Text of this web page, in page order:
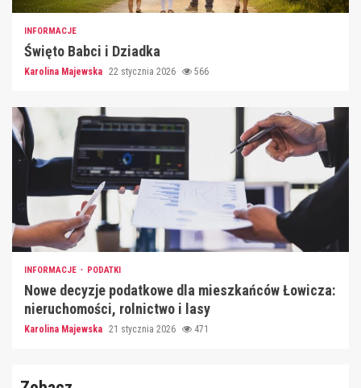
INFORMACJE
Święto Babci i Dziadka
Karolina Majewska 22 stycznia 2026 566
INFORMACJE PODATKI
Nowe decyzje podatkowe dla mieszkańców Łowicza:
nieruchomości, rolnictwo i lasy
Karolina Majewska 21 stycznia 2026 471